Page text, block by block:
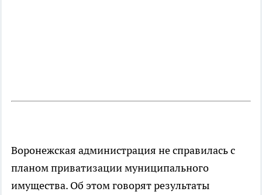
Воронежская администрация не справилась с
планом приватизации муниципального
имущества. Об этом говорят результаты